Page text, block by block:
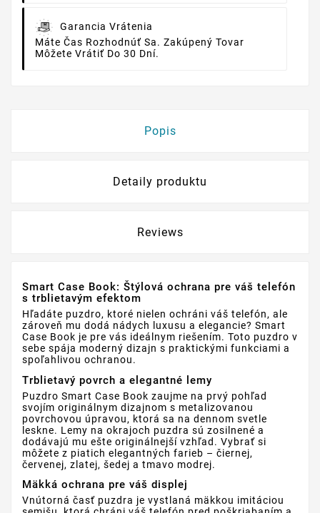
Garancia Vrátenia
Máte Čas Rozhodnúť Sa. Zakúpený Tovar
Môžete Vrátiť Do 30 Dní.
Popis
Detaily produktu
Reviews
Smart Case Book: Štýlová ochrana pre váš telefón
s trblietavým efektom
Hľadáte puzdro, ktoré nielen ochráni váš telefón, ale
zároveň mu dodá nádych luxusu a elegancie? Smart
Case Book je pre vás ideálnym riešením. Toto puzdro v
sebe spája moderný dizajn s praktickými funkciami a
spoľahlivou ochranou.
Trblietavý povrch a elegantné lemy
Puzdro Smart Case Book zaujme na prvý pohľad
svojím originálnym dizajnom s metalizovanou
povrchovou úpravou, ktorá sa na dennom svetle
leskne. Lemy na okrajoch puzdra sú zosilnené a
dodávajú mu ešte originálnejší vzhľad. Vybrať si
môžete z piatich elegantných farieb – čiernej,
červenej, zlatej, šedej a tmavo modrej.
Mäkká ochrana pre váš displej
Vnútorná časť puzdra je vystlaná mäkkou imitáciou